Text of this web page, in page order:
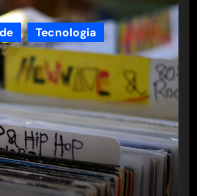
Tecnologia